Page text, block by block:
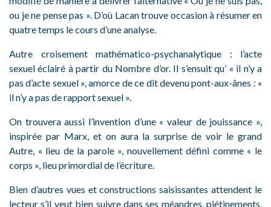
ou je ne pense pas ». D’où Lacan trouve occasion à résumer en
quatre temps le cours d’une analyse.
Autre croisement mathématico-psychanalytique : l’acte
sexuel éclairé à partir du Nombre d’or. Il s’ensuit qu’ « il n’y a
pas d’acte sexuel », amorce de ce dit devenu pont-aux-ânes : «
il n’y a pas de rapport sexuel ».
On trouvera aussi l’invention d’une « valeur de jouissance »,
inspirée par Marx, et on aura la surprise de voir le grand
Autre, « lieu de la parole », nouvellement défini comme « le
corps », lieu primordial de l’écriture.
Bien d’autres vues et constructions saisissantes attendent le
lecteur s’il veut bien suivre dans ses méandres, piétinements,